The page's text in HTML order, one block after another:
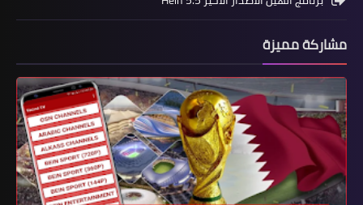
مشاركة مميزة